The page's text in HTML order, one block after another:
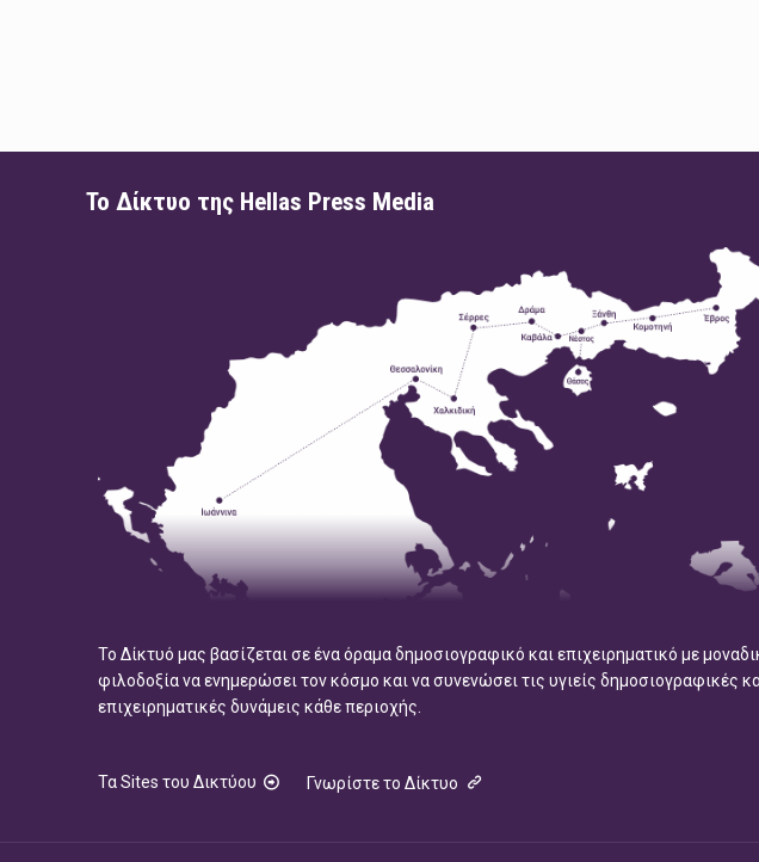
Το Δίκτυο της Hellas Press Media
Το Δίκτυό μας βασίζεται σε ένα όραμα δημοσιογραφικό και επιχειρηματικό με
φιλοδοξία να ενημερώσει τον κόσμο και να συνενώσει τις υγιείς δημοσιογραφικές
επιχειρηματικές δυνάμεις κάθε περιοχής.
Τα Sites του Δικτύου Γνωρίστε το Δίκτυο